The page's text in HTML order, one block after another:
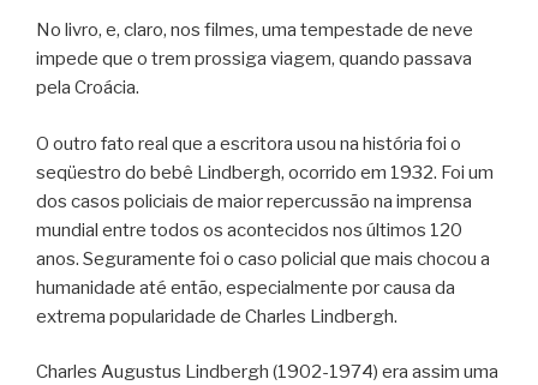
No livro, e, claro, nos filmes, uma tempestade de neve
impede que o trem prossiga viagem, quando passava
pela Croácia.
O outro fato real que a escritora usou na história foi o
seqüestro do bebê Lindbergh, ocorrido em 1932. Foi um
dos casos policiais de maior repercussão na imprensa
mundial entre todos os acontecidos nos últimos 120
anos. Seguramente foi o caso policial que mais chocou a
humanidade até então, especialmente por causa da
extrema popularidade de Charles Lindbergh.
Charles Augustus Lindbergh (1902-1974) era assim uma